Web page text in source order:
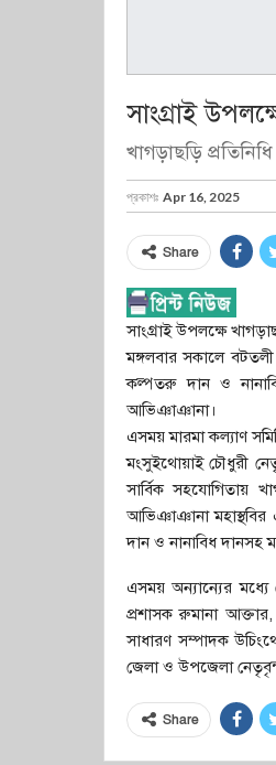
সাংগ্রাই
খাগড়াছড়ি প্রতিনিধি
প্রকাশঃ Apr 16, 2025
Share
সাংগ্রাই উপলক্ষে
মঙ্গলবার সকালে বটতলী
কল্পতরু দান ও
আভিঞাঞানা।
এসময় মারমা কল্যাণ
মংসুইথোয়াই চৌধুরী
সার্বিক সহযোগিতায়
আভিঞাঞানা মহাস্থবির
দান ও নানাবিধ দানসহ
এসময় অন্যান্যের
প্রশাসক রুমানা আক্তার,
সাধারণ সম্পাদক
জেলা ও উপজেলা
Share